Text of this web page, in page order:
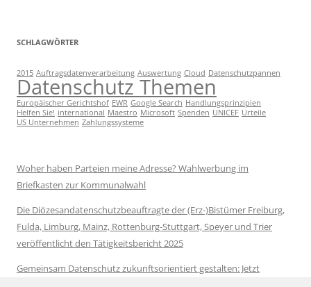
SCHLAGWÖRTER
2015 Auftragsdatenverarbeitung Auswertung Cloud Datenschutzpannen
Datenschutz Themen
Europäischer Gerichtshof EWR Google Search Handlungsprinzipien
Helfen Sie! international Maestro Microsoft Spenden UNICEF Urteile
US Unternehmen Zahlungssysteme
Woher haben Parteien meine Adresse? Wahlwerbung im
Briefkasten zur Kommunalwahl
Die Diözesandatenschutzbeauftragte der (Erz-)Bistümer Freiburg,
Fulda, Limburg, Mainz, Rottenburg-Stuttgart, Speyer und Trier
veröffentlicht den Tätigkeitsbericht 2025
Gemeinsam Datenschutz zukunftsorientiert gestalten: Jetzt